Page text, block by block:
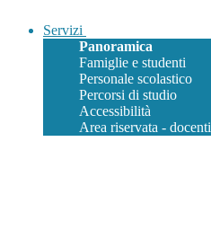
Servizi
Panoramica
Famiglie e studenti
Personale scolastico
Percorsi di studio
Accessibilità
Area riservata - docenti